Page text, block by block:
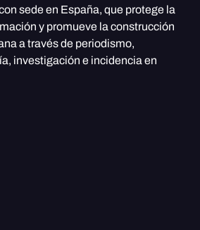
sede en España, que protege la
y promueve la construcción
a través de periodismo,
investigación e incidencia en